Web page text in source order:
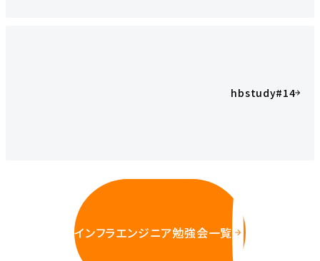
hbstudy#14
インフラエンジニア勉強会一覧